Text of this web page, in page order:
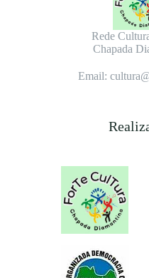
Rede
Chapada
Email: